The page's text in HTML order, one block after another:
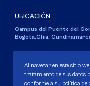
UBICACIÓN
Campus del Puente del
Bogotá.Chía,
Personería Jurídica:
Ministerio de Educación
Al navegar en este sitio
tratamiento de sus datos
conforme a su política de